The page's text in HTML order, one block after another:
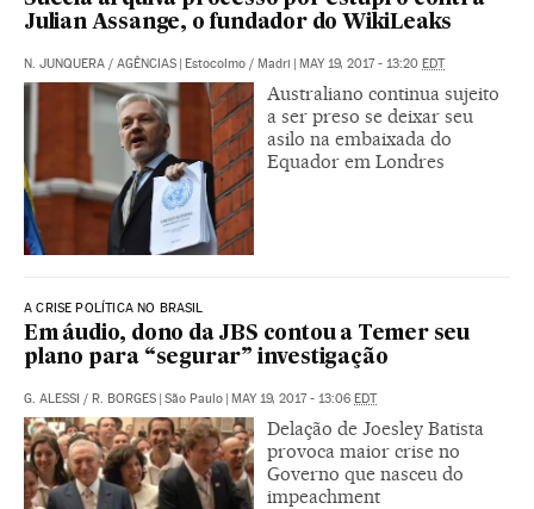
Julian Assange, o fundador do WikiLeaks
N. JUNQUERA / AGÊNCIAS | Estocolmo / Madri | MAY 19, 2017 - 13:20 EDT
Australiano continua sujeito
a ser preso se deixar seu
asilo na embaixada do
Equador em Londres
A CRISE POLÍTICA NO BRASIL
Em áudio, dono da JBS contou a Temer seu
plano para “segurar” investigação
G. ALESSI / R. BORGES | São Paulo | MAY 19, 2017 - 13:06 EDT
Delação de Joesley Batista
provoca maior crise no
Governo que nasceu do
impeachment